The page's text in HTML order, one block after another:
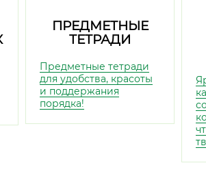
ПРЕДМЕТНЫЕ
ТЕТРАДИ
Предметные тетради
для удобства, красоты
и поддержания
порядка!